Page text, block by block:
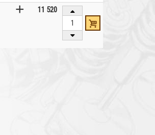
+ 11 520